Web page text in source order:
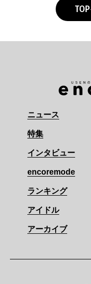
ニュース
特集
インタビュー
encoremode
ランキング
アイドル
アーカイブ